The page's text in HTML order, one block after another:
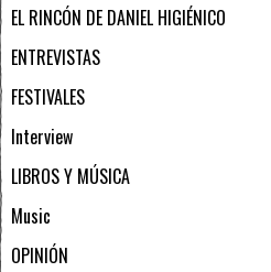
EL RINCÓN DE DANIEL HIGIÉNICO
ENTREVISTAS
FESTIVALES
Interview
LIBROS Y MÚSICA
Music
OPINIÓN